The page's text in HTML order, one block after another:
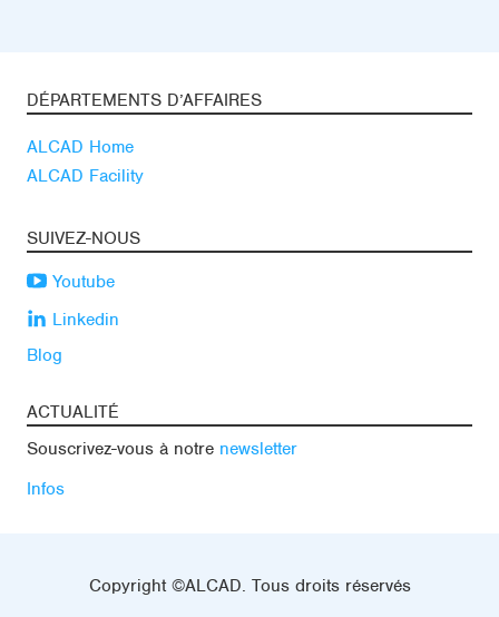
DÉPARTEMENTS D’AFFAIRES
ALCAD Home
ALCAD Facility
SUIVEZ-NOUS
Youtube
Linkedin
Blog
ACTUALITÉ
Souscrivez-vous à notre newsletter
Infos
Copyright ©ALCAD. Tous droits réservés